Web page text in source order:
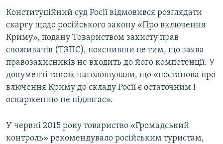
Конституційний суд Росії відмовився розглядати
скаргу щодо російського закону «Про включення
Криму», подану Товариством захисту прав
споживачів (ТЗПС), пояснивши це тим, що заява
правозахисників не входить до його компетенції. У
документі також наголошували, що «постанова про
влючення Криму до складу Росії є остаточним і
оскарженню не підлягає».
У червні 2015 року товариство «Громадський
контроль» рекомендувало російським туристам,